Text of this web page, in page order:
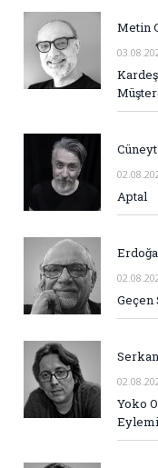
Metin
Aptal
Geçen
Yoko